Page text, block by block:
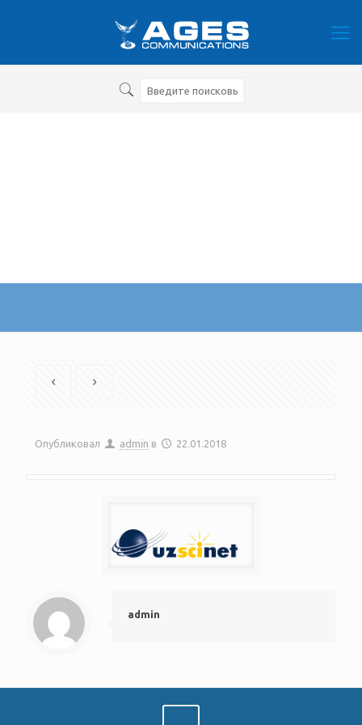
Опубликовал admin в 22.01.2018
admin